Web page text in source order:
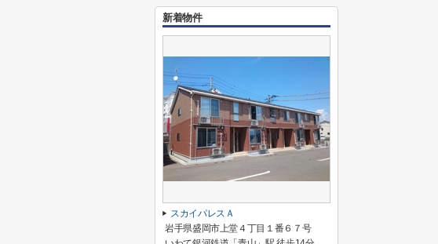
新着物件
スカイパレスＡ
岩手県盛岡市上堂４丁目１番６７号